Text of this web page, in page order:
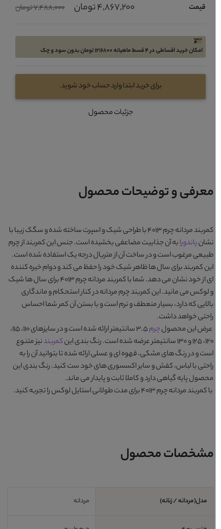
قیمت 4,867,200 تومان 7,488,000 تومان
امکان خرید اقساطی در 4 قسط ماهیانه 1216800 تومان بدون سود و چک
برای خرید ابتدا وارد حساب خود شوید.
جزئیات محصول
معرفی و توضیحات محصول
کمربند مردانه چرم 4013
با طراحی شیک و اسپرت ساخته شده و سگک زیبا با
نشانپاندورابه آن جذابیت مضاعفی بخشیده است. جنس این کمربند از چرم
طبیعی مرغوب است و در ساخت آن از متریال درجه یک استفاده شده است.
این کمربند برای سال ها ظاهر شیک خود را حفظ می کند و دوام خیره کننده
ای از خود نشان می دهد. شما باکمربند مردانه چرم 4013
برای سال ها شیک
و لوکس می مانید. این کمربند چرم مردانه در کنار استحکام و ماندگاری
بالایی که دارد، بسیار منعطف و نرم است و با بستن آن کمر شما احساس
راحتی خواهد داشت.
عرض این محصولچرم
3.5 سانتیمتر ارائه شده است و در سایزهای 110، 115،
120، 125 و 130 سانتیمتر عرضه شده است. رنگ بندی این
کمربندنیز متنوع
است و در رنگ هایمشکی، قهوه ای و عسلیارائه شده تا بتوانید آن را به
راحتی با لباس، کفش و سایر اکسسوری های خود ست کنید. رنگ بندی این
محصول پایه گیاهی دارد و کاملا ثابت و پایدار می ماند.
کمربند مردانه چرم 4013 برای مدت طولانی استایل لوکس را تجربه کنید.
مشخصات محصول
مدل(مردانه / زنانه) مردانه